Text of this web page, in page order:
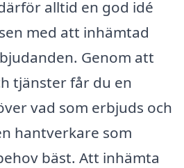
alltid en god idé
med att inhämtad
Genom att
tjänster får du en
vad som erbjuds och
hantverkare som
bäst. Att inhämta